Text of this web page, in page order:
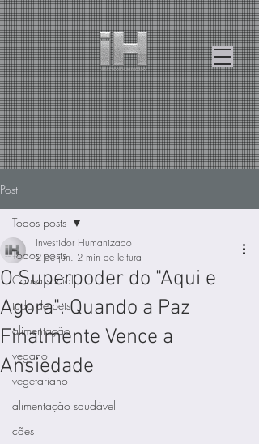
Post
Todos posts
Causa social
tudo de pets
alimentação
vegano
vegetariano
alimentação saudável
cães
Todos posts
O Superpoder do "Aqui e
Agora": Quando a Paz
Finalmente Vence a
Ansiedade
Investidor Humanizado
2 de jun. 2 min de leitura